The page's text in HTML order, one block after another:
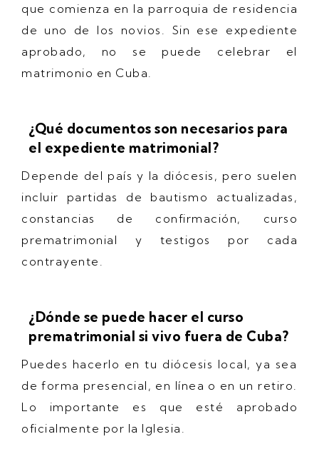
que comienza en la parroquia de residencia
de uno de los novios. Sin ese expediente
aprobado, no se puede celebrar el
matrimonio en Cuba.
¿Qué documentos son necesarios para
el expediente matrimonial?
Depende del país y la diócesis, pero suelen
incluir partidas de bautismo actualizadas,
constancias de confirmación, curso
prematrimonial y testigos por cada
contrayente.
¿Dónde se puede hacer el curso
prematrimonial si vivo fuera de Cuba?
Puedes hacerlo en tu diócesis local, ya sea
de forma presencial, en línea o en un retiro.
Lo importante es que esté aprobado
oficialmente por la Iglesia.